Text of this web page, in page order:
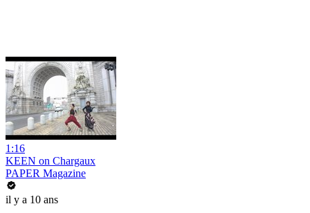
1:16
KEEN on Chargaux
PAPER Magazine
il y a 10 ans